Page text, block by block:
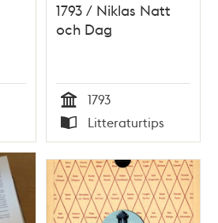
1793 / Niklas Natt
och Dag
Tid
1793
Typ
Litteraturtips